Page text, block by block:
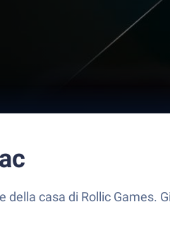
casa di Rollic Games.